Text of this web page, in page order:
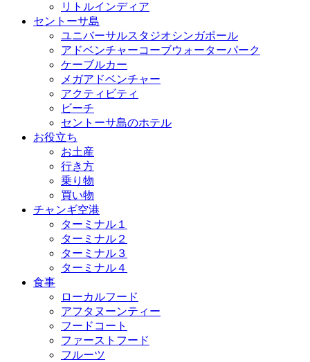
リトルインディア
セントーサ島
ユニバーサルスタジオシンガポール
アドベンチャーコーブウォーターパーク
ケーブルカー
メガアドベンチャー
アクティビティ
ビーチ
セントーサ島のホテル
お役立ち
お土産
行き方
乗り物
買い物
チャンギ空港
ターミナル１
ターミナル２
ターミナル３
ターミナル４
食事
ローカルフード
アフタヌーンティー
フードコート
ファーストフード
フルーツ